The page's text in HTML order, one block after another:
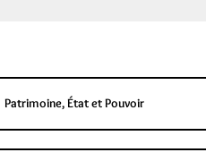
Patrimoine, État et Pouvoir